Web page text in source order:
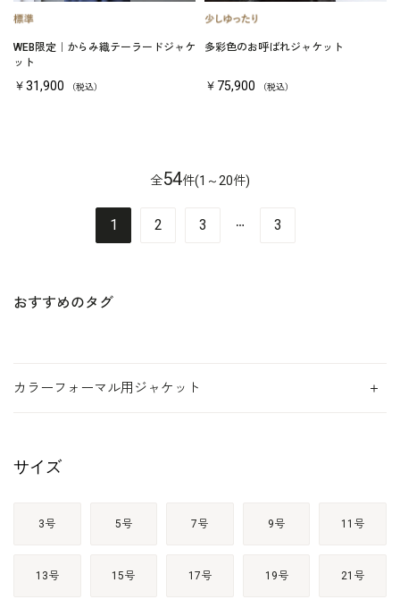
WEB限定｜からみ織テーラードジャケ
ット
￥31,900 （税込）
多彩色のお呼ばれジャケット
￥75,900 （税込）
全54件(1～20件)
1 2 3 3
おすすめのタグ
カラーフォーマル用ジャケット
サイズ
3号 5号 7号 9号 11号
13号 15号 17号 19号 21号